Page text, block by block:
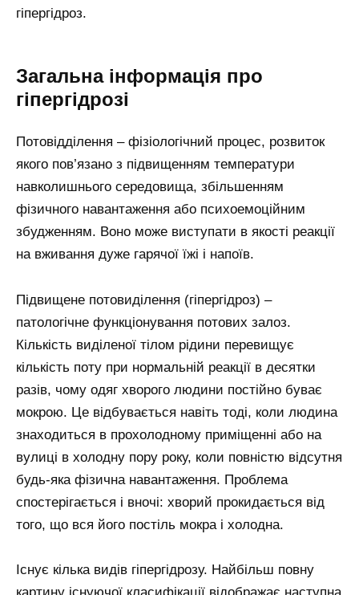
гіпергідроз.
Загальна інформація про
гіпергідрозі
Потовідділення – фізіологічний процес, розвиток
якого пов’язано з підвищенням температури
навколишнього середовища, збільшенням
фізичного навантаження або психоемоційним
збудженням. Воно може виступати в якості реакції
на вживання дуже гарячої їжі і напоїв.
Підвищене потовиділення (гіпергідроз) –
патологічне функціонування потових залоз.
Кількість виділеної тілом рідини перевищує
кількість поту при нормальній реакції в десятки
разів, чому одяг хворого людини постійно буває
мокрою. Це відбувається навіть тоді, коли людина
знаходиться в прохолодному приміщенні або на
вулиці в холодну пору року, коли повністю відсутня
будь-яка фізична навантаження. Проблема
спостерігається і вночі: хворий прокидається від
того, що вся його постіль мокра і холодна.
Існує кілька видів гіпергідрозу. Найбільш повну